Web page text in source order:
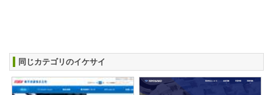
同じカテゴリのイケサイ